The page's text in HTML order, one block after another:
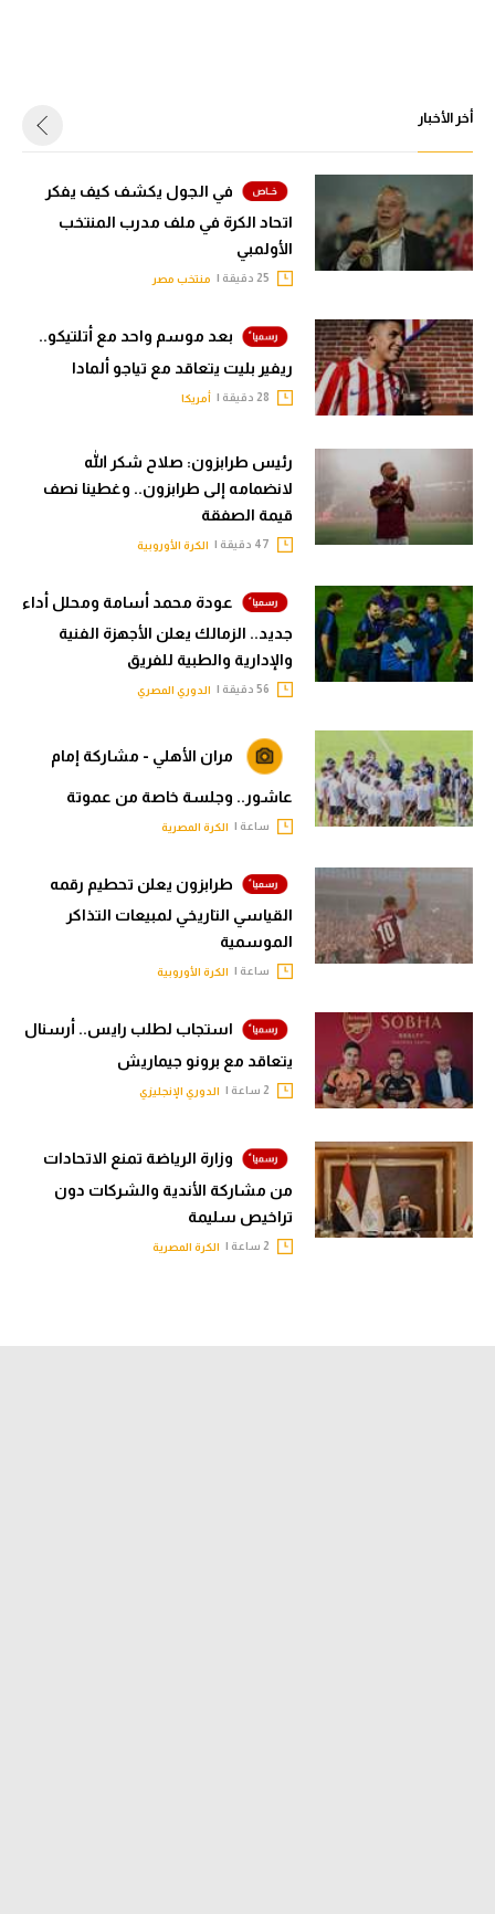
أخر الأخبار
في الجول يكشف كيف يفكر
اتحاد الكرة في ملف مدرب المنتخب
الأولمبي
منتخب مصر
بعد موسم واحد مع أتلتيكو..
ريفير بليت يتعاقد مع تياجو ألمادا
أمريكا
رئيس طرابزون: صلاح شكر الله
لانضمامه إلى طرابزون.. وغطينا نصف
قيمة الصفقة
الكرة الأوروبية
عودة محمد أسامة ومحلل أداء
جديد.. الزمالك يعلن الأجهزة الفنية
والإدارية والطبية للفريق
الدوري المصري
مران الأهلي - مشاركة إمام
عاشور.. وجلسة خاصة من عموتة
ساعة | الكرة المصرية
طرابزون يعلن تحطيم رقمه
القياسي التاريخي لمبيعات التذاكر
الموسمية
ساعة | الكرة الأوروبية
استجاب لطلب رايس.. أرسنال
يتعاقد مع برونو جيماريش
الدوري الإنجليزي
وزارة الرياضة تمنع الاتحادات
من مشاركة الأندية والشركات دون
تراخيص سليمة
الكرة المصرية